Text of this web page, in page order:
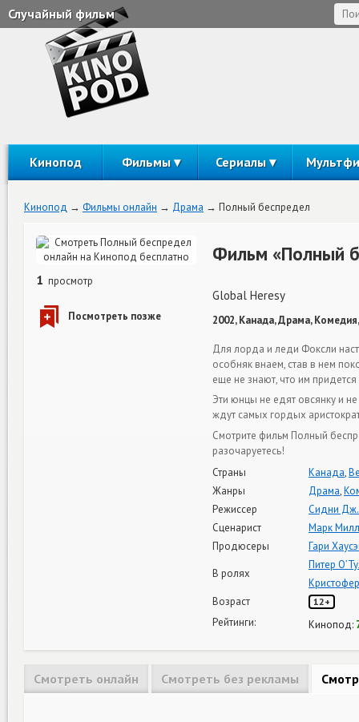
Случайный фильм
Кинопод Фильмы Сериалы
Кинопод Фильмы онлайн Драма Полный беспредел
1 просмотр
Фильм «Полный
Global Heresy
2002, Канада, Драма,
Для лорда и леди Фоксли
особняк внаем, став в нем
еще не знают, что им
Эти юнцы не едят овсянку и
ждут самых гордых
Смотрите фильм Полный
разочаруетесь!
Страны
Канада,
Жанры
Драма,
Режиссер
Сидни
Сценарист
Марк
Продюсеры
Гари
В ролях
Питер
Возраст
12+
Рейтинги: Кинопод:
Смотреть онлайн Смотреть без рекламы